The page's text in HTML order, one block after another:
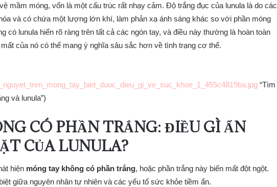
mầm móng, vốn là một cấu trúc rất nhạy cảm. Độ trắng đục của lunula là do các
và có chứa một lượng lớn khí, làm phản xạ ánh sáng khác so với phần móng
có lunula hiển rõ ràng trên tất cả các ngón tay, và điều này thường là hoàn toàn
của nó có thể mang ý nghĩa sâu sắc hơn về tình trạng cơ thể.
“Tìm
và lunula”)
CÓ PHẦN TRẮNG: ĐIỀU GÌ ẨN
CỦA LUNULA?
hiện móng tay không có phần trắng, hoặc phần trắng này biến mất đột ngột.
giữa nguyên nhân tự nhiên và các yếu tố sức khỏe tiềm ẩn.